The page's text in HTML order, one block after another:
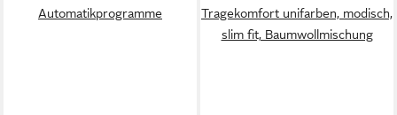
Automatikprogramme
Tragekomfort unifarben, modisch,
slim fit, Baumwollmischung